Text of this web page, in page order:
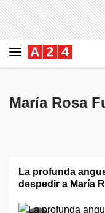
María Rosa
La profunda
despedir a María